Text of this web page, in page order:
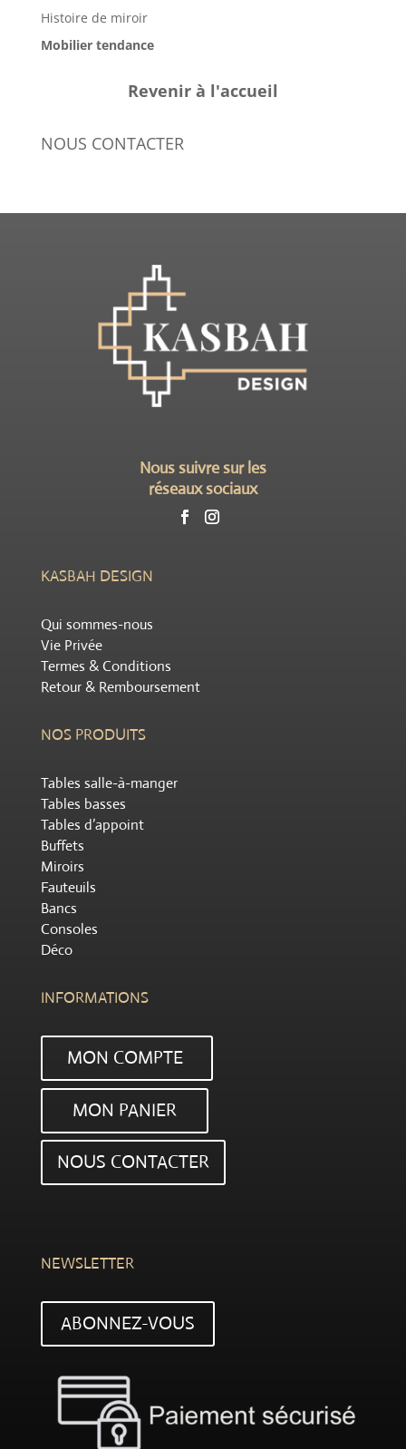
Histoire de miroir
Mobilier tendance
Revenir à l'accueil
NOUS CONTACTER
Nous suivre sur les
réseaux sociaux
KASBAH DESIGN
Qui sommes-nous
Vie Privée
Termes & Conditions
Retour & Remboursement
NOS PRODUITS
Tables salle-à-manger
Tables basses
Tables d’appoint
Buffets
Miroirs
Fauteuils
Bancs
Consoles
Déco
INFORMATIONS
MON COMPTE
MON PANIER
NOUS CONTACTER
NEWSLETTER
ABONNEZ-VOUS